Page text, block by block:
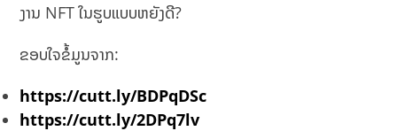
ງານ NFT ໃນຮູບແບບຫຍັງດີ?
ຂອບໃຈຂໍ້ມູນຈາກ:
https://cutt.ly/BDPqDSc
https://cutt.ly/2DPq7lv